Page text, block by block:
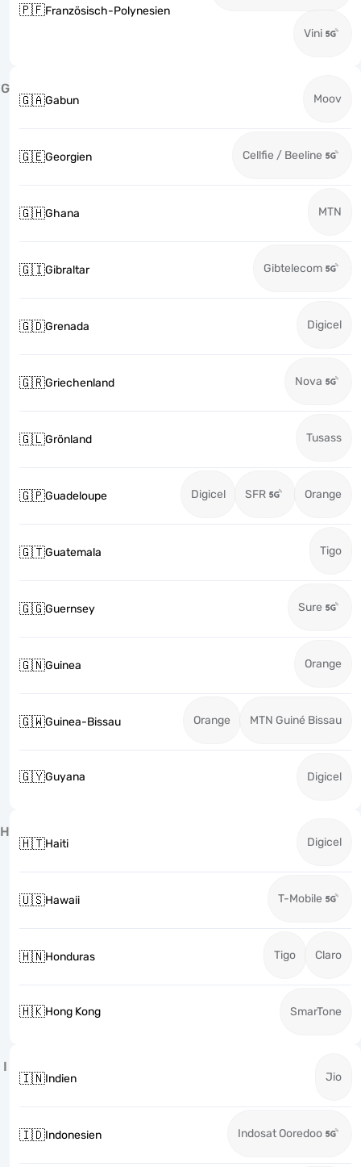
🇵🇫Französisch-Polynesien
Vini
G
🇬🇦Gabun Moov
🇬🇪Georgien Cellfie / Beeline
🇬🇭Ghana MTN
🇬🇮Gibraltar Gibtelecom
🇬🇩Grenada Digicel
🇬🇷Griechenland Nova
🇬🇱Grönland Tusass
🇬🇵Guadeloupe Digicel SFR Orange
🇬🇹Guatemala Tigo
🇬🇬Guernsey Sure
🇬🇳Guinea Orange
🇬🇼Guinea-Bissau Orange MTN Guiné Bissau
🇬🇾Guyana Digicel
H
🇭🇹Haiti Digicel
🇺🇸Hawaii T-Mobile
🇭🇳Honduras Tigo Claro
🇭🇰Hong Kong SmarTone
I
🇮🇳Indien Jio
🇮🇩Indonesien Indosat Ooredoo